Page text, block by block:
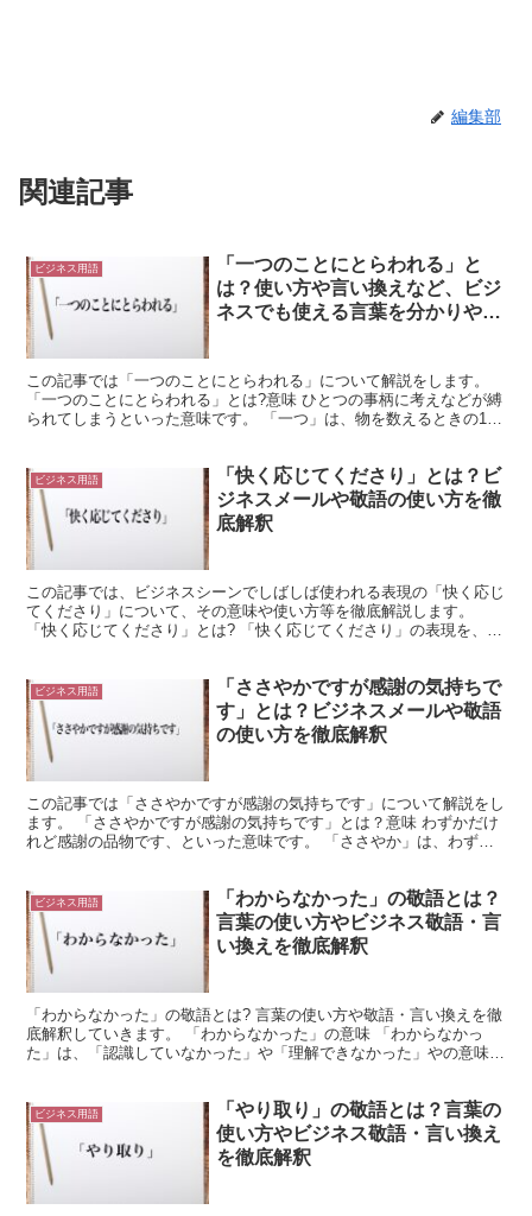
編集部
関連記事
ビジネス用語
「一つのことにとらわれる」と
は？使い方や言い換えなど、ビジ
ネスでも使える言葉を分かりやす
この記事では「一つのことにとらわれる」について解説をします。
「一つのことにとらわれる」とは?意味 ひとつの事柄に考えなどが縛
られてしまうといった意味です。 「一つ」は、物を数えるときの1個
ビジネス用語
「快く応じてくださり」とは？ビ
ジネスメールや敬語の使い方を徹
底解釈
この記事では、ビジネスシーンでしばしば使われる表現の「快く応じ
てくださり」について、その意味や使い方等を徹底解説します。
「快く応じてくださり」とは? 「快く応じてくださり」の表現を、構
ビジネス用語
「ささやかですが感謝の気持ちで
す」とは？ビジネスメールや敬語
の使い方を徹底解釈
この記事では「ささやかですが感謝の気持ちです」について解説をし
ます。 「ささやかですが感謝の気持ちです」とは？意味 わずかだけ
れど感謝の品物です、といった意味です。 「ささやか」は、わずか
ビジネス用語
「わからなかった」の敬語とは？
言葉の使い方やビジネス敬語・言
い換えを徹底解釈
「わからなかった」の敬語とは? 言葉の使い方や敬語・言い換えを徹
底解釈していきます。 「わからなかった」の意味 「わからなかっ
た」は、「認識していなかった」や「理解できなかった」やの意味で
ビジネス用語
「やり取り」の敬語とは？言葉の
使い方やビジネス敬語・言い換え
を徹底解釈